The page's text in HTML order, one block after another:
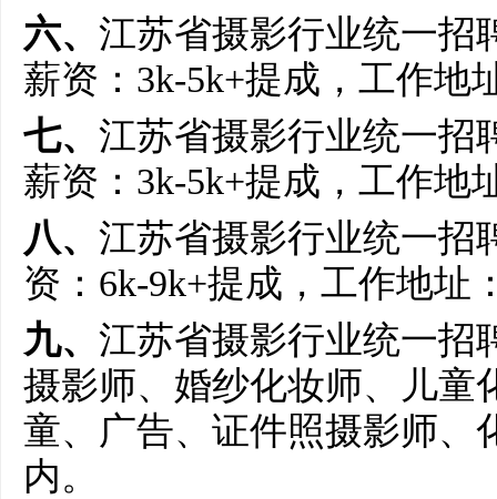
六、 江苏省摄影行业统一招
薪资：3k-5k+提成，工作地
七、 江苏省摄影行业统一招
薪资：3k-5k+提成，工作地
八、 江苏省摄影行业统一招
资：6k-9k+提成，工作地址
九、 江苏省摄影行业统一招
摄影师、婚纱化妆师、儿童
童、广告、证件照摄影师、
内。